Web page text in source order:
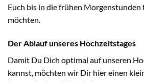
Euch bis in die frühen Morgenstunden
möchten.
Der Ablauf unseres Hochzeitstages
Damit Du Dich optimal auf unseren
kannst, möchten wir Dir hier einen